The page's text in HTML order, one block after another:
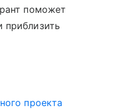
поможет
приблизить
проекта